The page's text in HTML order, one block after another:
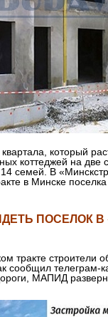
который
коттеджей на
семей. В
в Минске
ПОСЕЛОК
тракте
сообщил телеграм-
МАПИД